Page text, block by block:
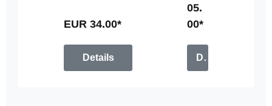
EUR 34.00*
Details
n
g
05.
00*
Details